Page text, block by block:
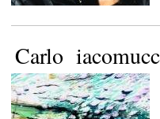
Carlo